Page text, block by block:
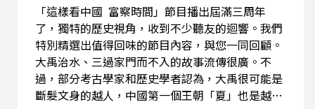
「這樣看中國 富察時間」節目播出屆滿三周年
了，獨特的歷史視角，收到不少聽友的迴響。我們
特別精選出值得回味的節目內容，與您一同回顧。
大禹治水、三過家門而不入的故事流傳很廣。不
過，部分考古學家和歷史學者認為，大禹很可能是
斷髮文身的越人，中國第一個王朝「夏」也是越人